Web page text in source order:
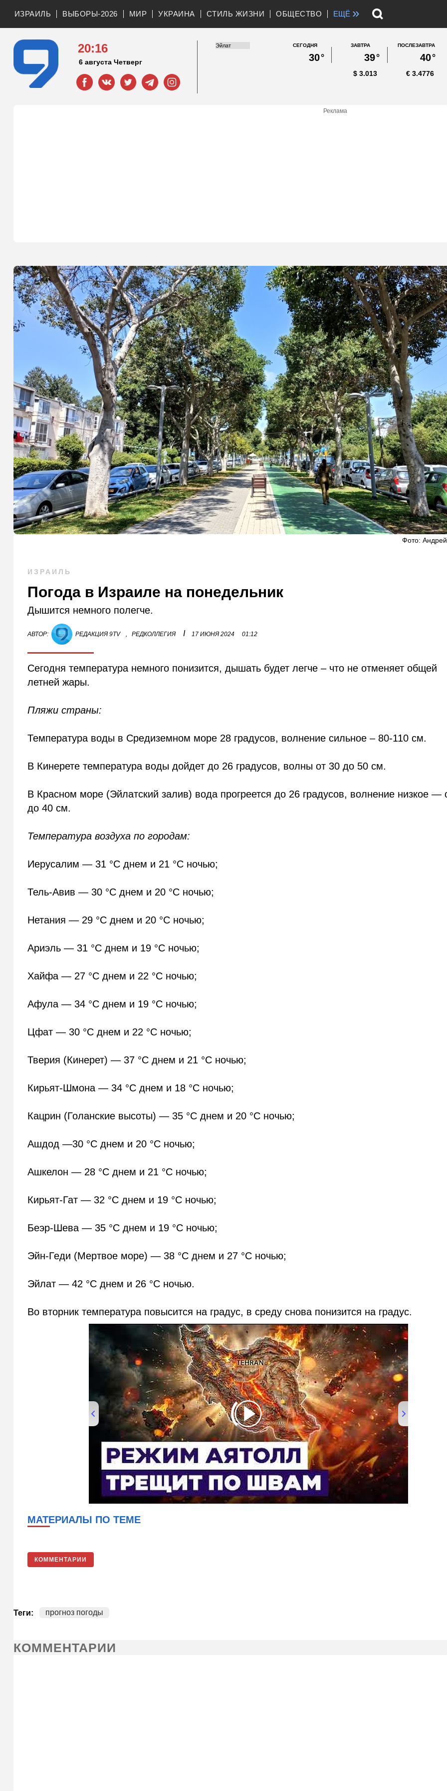
ИЗРАИЛЬ ВЫБОРЫ-2026 МИР УКРАИНА СТИЛЬ ЖИЗНИ ОБЩЕСТВО ЕЩЁ »
20:16
6 августа Четверг
СЕГОДНЯ
30°
ЗАВТРА
39°
ПОСЛЕЗАВТРА
40°
3.013
$ 3.4776
€
Реклама
Фото:
ИЗРАИЛЬ
Погода в Израиле на понедельник
Дышится немного полегче.
АВТОР: РЕДАКЦИЯ 9TV , РЕДКОЛЛЕГИЯ I 17 ИЮНЯ 2024 01:12
Сегодня температура немного понизится, дышать будет легче – что не отменяет общей
летней жары.
Пляжи страны:
Температура воды в Средиземном море 28 градусов, волнение сильное – 80-110 см.
В Кинерете температура воды дойдет до 26 градусов, волны от 30 до 50 см.
В Красном море (Эйлатский залив) вода прогреется до 26 градусов, волнение низкое —
до 40 см.
Температура воздуха по городам:
Иерусалим — 31 °C днем и 21 °C ночью;
Тель-Авив — 30 °C днем и 20 °C ночью;
Нетания — 29 °C днем и 20 °C ночью;
Ариэль — 31 °C днем и 19 °C ночью;
Хайфа — 27 °C днем и 22 °C ночью;
Афула — 34 °C днем и 19 °C ночью;
Цфат — 30 °C днем и 22 °C ночью;
Тверия (Кинерет) — 37 °C днем и 21 °C ночью;
Кирьят-Шмона — 34 °C днем и 18 °C ночью;
Кацрин (Голанские высоты) — 35 °C днем и 20 °C ночью;
Ашдод —30 °C днем и 20 °C ночью;
Ашкелон — 28 °C днем и 21 °C ночью;
Кирьят-Гат — 32 °C днем и 19 °C ночью;
Беэр-Шева — 35 °C днем и 19 °C ночью;
Эйн-Геди (Мертвое море) — 38 °C днем и 27 °C ночью;
Эйлат — 42 °C днем и 26 °C ночью.
Во вторник температура повысится на градус, в среду снова понизится на градус.
00:00/08:32
МАТЕРИАЛЫ ПО ТЕМЕ
КОММЕНТАРИИ
Теги: прогноз погоды
КОММЕНТАРИИ